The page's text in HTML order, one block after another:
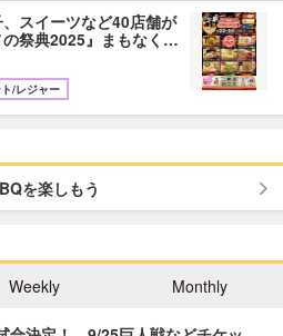
スイーツなど40店舗が
祭典2025』まもなく…
/レジャー
を楽しもう
Weekly Monthly